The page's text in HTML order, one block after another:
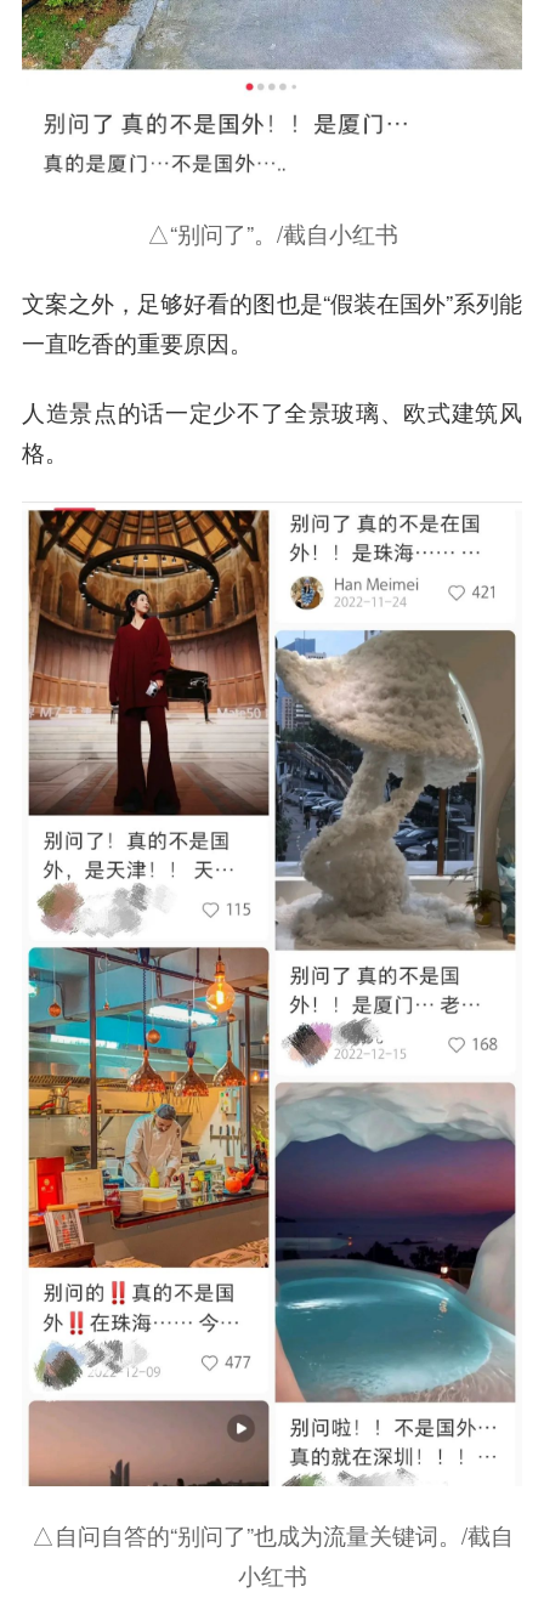
△“别问了”。/截自小红书
文案之外， 足够好看的图也是“假装在国外”系列能
一直吃香的重要原因。
人造景点的话一定少不了全景玻璃、欧式建筑风
格。
△自问自答的“别问了”也成为流量关键词。/截自
小红书